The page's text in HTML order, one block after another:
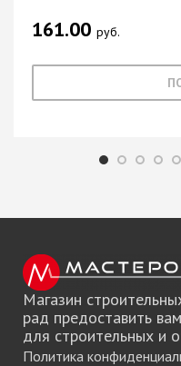
161.00 руб.
Магазин
рад предоставить
для строительных и
Политика